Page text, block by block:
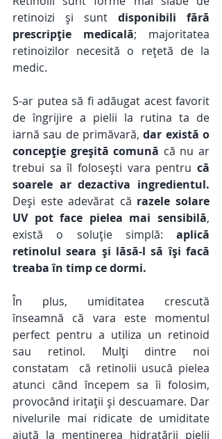
retinoizi și sunt disponibili fără
prescripție medicală; majoritatea
retinoizilor necesită o rețetă de la
medic.
S-ar putea să fi adăugat acest favorit
de îngrijire a pielii la rutina ta de
iarnă sau de primăvară, dar există o
concepție greșită comună că nu ar
trebui sa îl folosești vara pentru că
soarele ar dezactiva ingredientul.
Deși este adevărat că razele solare
UV pot face pielea mai sensibilă,
există o soluție simplă: aplică
retinolul seara și lăsă-l să își facă
treaba în timp ce dormi.
În plus, umiditatea crescută
înseamnă că vara este momentul
perfect pentru a utiliza un retinoid
sau retinol. Mulți dintre noi
constatam  că retinolii usucă pielea
atunci când începem sa îi folosim,
provocând iritații și descuamare. Dar
nivelurile mai ridicate de umiditate
ajută la menținerea hidratării pielii